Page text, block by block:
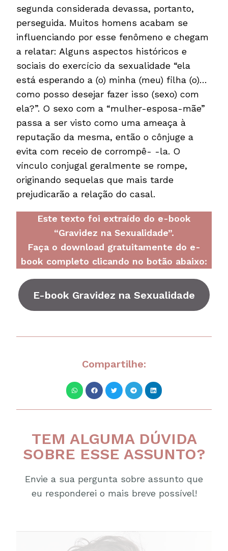
segunda considerada devassa, portanto,
perseguida. Muitos homens acabam se
influenciando por esse fenômeno e chegam
a relatar: Alguns aspectos históricos e
sociais do exercício da sexualidade “ela
está esperando a (o) minha (meu) filha (o)…
como posso desejar fazer isso (sexo) com
ela?”. O sexo com a “mulher-esposa-mãe”
passa a ser visto como uma ameaça à
reputação da mesma, então o cônjuge a
evita com receio de corrompê- -la. O
vínculo conjugal geralmente se rompe,
originando sequelas que mais tarde
prejudicarão a relação do casal.
Este texto foi extraído do e-book
“Gravidez na Sexualidade”.
Faça o download gratuitamente do e-
book completo clicando no botão abaixo:
E-book Gravidez na Sexualidade
Compartilhe:
TEM ALGUMA DÚVIDA
SOBRE ESSE ASSUNTO?
Envie a sua pergunta sobre assunto que
eu responderei o mais breve possível!